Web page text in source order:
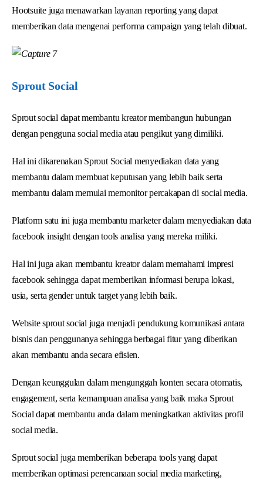
Hootsuite juga menawarkan layanan reporting yang dapat
memberikan data mengenai performa campaign yang telah dibuat.
Sprout Social
Sprout social dapat membantu kreator membangun hubungan
dengan pengguna social media atau pengikut yang dimiliki.
Hal ini dikarenakan Sprout Social menyediakan data yang
membantu dalam membuat keputusan yang lebih baik serta
membantu dalam memulai memonitor percakapan di social media.
Platform satu ini juga membantu marketer dalam menyediakan data
facebook insight dengan tools analisa yang mereka miliki.
Hal ini juga akan membantu kreator dalam memahami impresi
facebook sehingga dapat memberikan informasi berupa lokasi,
usia, serta gender untuk target yang lebih baik.
Website sprout social juga menjadi pendukung komunikasi antara
bisnis dan penggunanya sehingga berbagai fitur yang diberikan
akan membantu anda secara efisien.
Dengan keunggulan dalam mengunggah konten secara otomatis,
engagement, serta kemampuan analisa yang baik maka Sprout
Social dapat membantu anda dalam meningkatkan aktivitas profil
social media.
Sprout social juga memberikan beberapa tools yang dapat
memberikan optimasi perencanaan social media marketing,